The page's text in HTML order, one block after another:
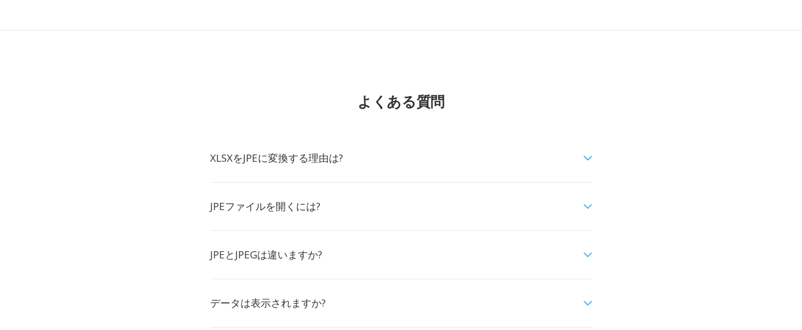
よくある質問
XLSXをJPEに変換する理由は?
JPEファイルを開くには?
JPEとJPEGは違いますか?
データは表示されますか?